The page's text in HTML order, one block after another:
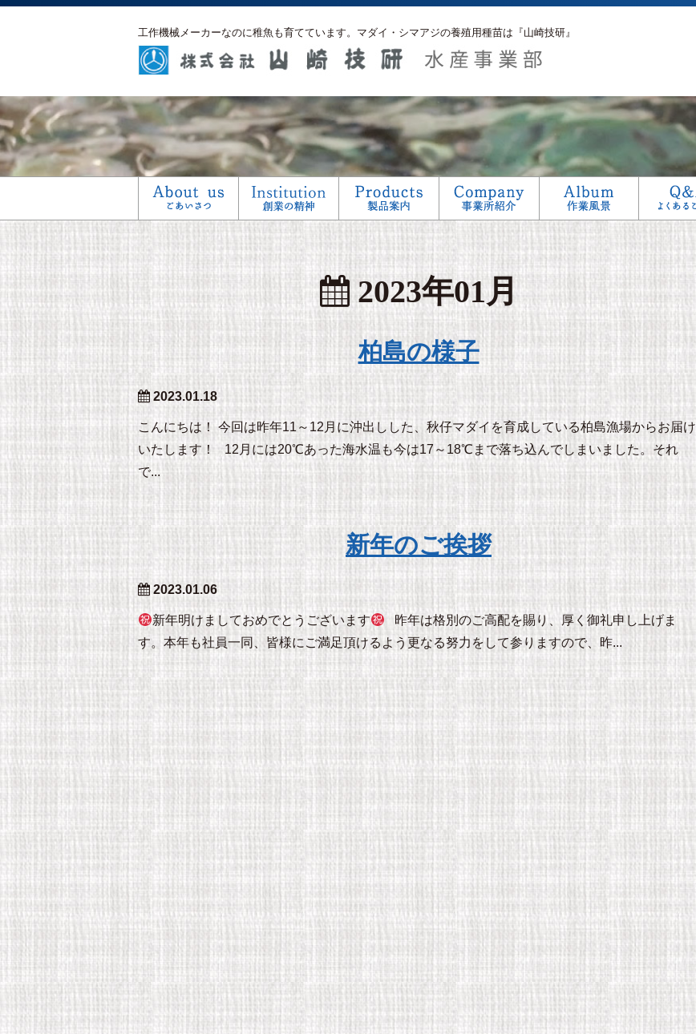
工作機械メーカーなのに稚魚も育てています。マダイ・シマアジの養殖用種苗は『山崎技研』
アフターサービス
2023年01月
柏島の様子
2023.01.18
こんにちは！ 今回は昨年11～12月に沖出しした、秋仔マダイを育成している柏島漁場からお届け
いたします！ 12月には20℃あった海水温も今は17～18℃まで落ち込んでしまいました。それ
で...
新年のご挨拶
2023.01.06
新年明けましておめでとうございます
昨年は格別のご高配を賜り、厚く御礼申し上げま
す。本年も社員一同、皆様にご満足頂けるよう更なる努力をして参りますので、昨...